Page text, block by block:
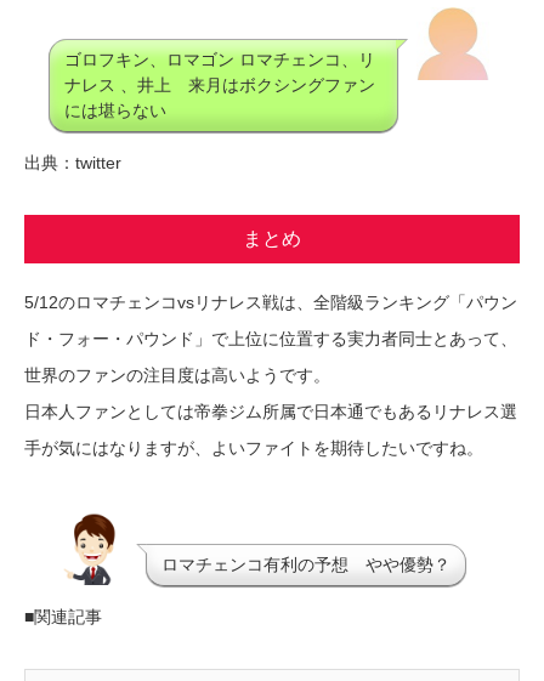
ゴロフキン、ロマゴン ロマチェンコ、リ
ナレス 、井上 来月はボクシングファン
には堪らない
出典：twitter
まとめ
5/12のロマチェンコvsリナレス戦は、全階級ランキング「パウン
ド・フォー・パウンド」で上位に位置する実力者同士とあって、
世界のファンの注目度は高いようです。
日本人ファンとしては帝拳ジム所属で日本通でもあるリナレス選
手が気にはなりますが、よいファイトを期待したいですね。
ロマチェンコ有利の予想 やや優勢？
■関連記事